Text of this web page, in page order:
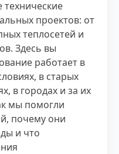
технические
проектов: от
теплосетей и
Здесь вы
работает в
в старых
в городах и за их
мы помогли
почему они
и что